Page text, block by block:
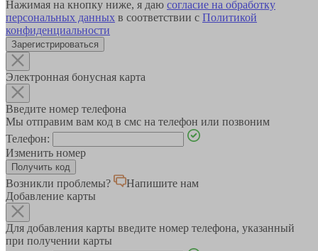
Нажимая на кнопку ниже, я даю согласие на обработку
персональных данных в соответствии с Политикой
конфиденциальности
Зарегистрироваться
Электронная бонусная карта
Введите номер телефона
Мы отправим вам код в смс на телефон или позвоним
Телефон:
Изменить номер
Возникли проблемы?
Напишите нам
Добавление карты
Для добавления карты введите номер телефона, указанный
при получении карты